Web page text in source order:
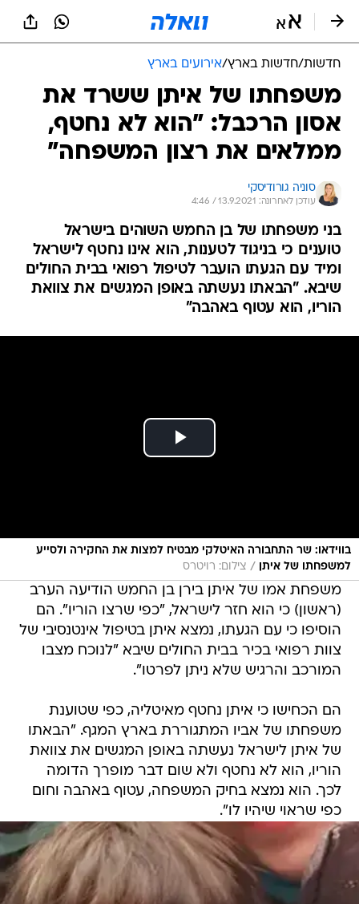
חדשות/חדשות בארץ/אירועים בארץ
משפחתו של איתן ששרד את
אסון הרכבל: "הוא לא נחטף,
ממלאים את רצון המשפחה"
סוניה גורודיסקי
עודכן לאחרונה: 13.9.2021 / 4:46
בני משפחתו של בן החמש השוהים בישראל
טוענים כי בניגוד לטענות, הוא אינו נחטף לישראל
ומיד עם הגעתו הועבר לטיפול רפואי בבית החולים
שיבא. "הבאתו נעשתה באופן המגשים את צוואת
הוריו, הוא עטוף באהבה"
בווידאו: שר התחבורה האיטלקי מבטיח למצות את החקירה ולסייע
למשפחתו של איתן
/ צילום: רויטרס
משפחת אמו של איתן בירן בן החמש הודיעה הערב
(ראשון) כי הוא חזר לישראל, "כפי שרצו הוריו". הם
הוסיפו כי עם הגעתו, נמצא איתן בטיפול אינטנסיבי של
צוות רפואי בכיר בבית החולים שיבא "לנוכח מצבו
המורכב והרגיש שלא ניתן לפרטו".
הם הכחישו כי איתן נחטף מאיטליה, כפי שטוענת
משפחתו של אביו המתגוררת בארץ המגף. "הבאתו
של איתן לישראל נעשתה באופן המגשים את צוואת
הוריו, הוא לא נחטף ולא שום דבר מופרך הדומה
לכך. הוא נמצא בחיק המשפחה, עטוף באהבה וחום
כפי שראוי שיהיו לו".